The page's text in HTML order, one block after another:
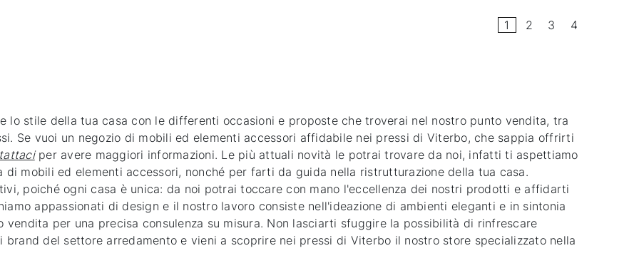
1 2 3 4
stile della tua casa con le differenti occasioni e proposte che troverai nel nostro punto vendita, tra
Se vuoi un negozio di mobili ed elementi accessori affidabile nei pressi di Viterbo, che sappia offrirti
per avere maggiori informazioni. Le più attuali novità le potrai trovare da noi, infatti ti aspettiamo
mobili ed elementi accessori, nonché per farti da guida nella ristrutturazione della tua casa.
poiché ogni casa è unica: da noi potrai toccare con mano l'eccellenza dei nostri prodotti e affidarti
appassionati di design e il nostro lavoro consiste nell'ideazione di ambienti eleganti e in sintonia
per una precisa consulenza su misura. Non lasciarti sfuggire la possibilità di rinfrescare
del settore arredamento e vieni a scoprire nei pressi di Viterbo il nostro store specializzato nella